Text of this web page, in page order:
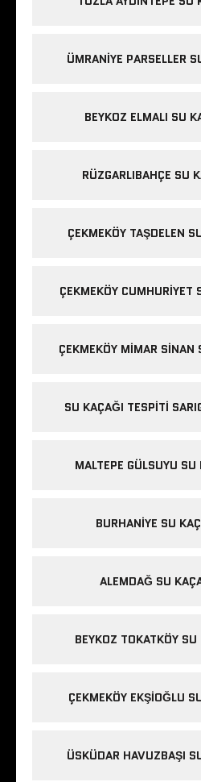
ÜMRANIYE PARSELLER
BEYKOZ ELMALI SU
RÜZGARLIBAHÇE SU
ÇEKMEKÖY TAŞDELEN
ÇEKMEKÖY CUMHURIYET
ÇEKMEKÖY MIMAR SINAN
SU KAÇAĞI TESPITI
MALTEPE GÜLSUYU
BURHANIYE SU
ALEMDAĞ SU
BEYKOZ TOKATKÖY
ÇEKMEKÖY EKŞIOĞLU
ÜSKÜDAR HAVUZBAŞI